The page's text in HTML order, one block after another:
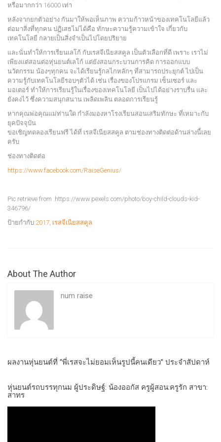
หรือมากกว่า 16000 เท่า
หลังจากยกตัวอย่าง กันมาให้พอเห็นภาพ ความก้าวหน้าของเทคโนโลยีแล้ว
ต่อมาสิ่งที่ทุกคน ปฏิเสธไม่ได้คือ ทักษะความรู้ความเข้าใจ เกี่ยวกับ
เทคโนโลยี กลายเป็นสิ่งจำเป็นไปโดยปริยาย
และนั่นทำให้การเรียนเลโก้ กับเรสจีเนียสสคูล เป็นตัวเลือกที่ดี เพราะ เราไม่
เพียงแต่สอนต่อหุ่นยนต์เลโก้ แต่ยังสอนกระบวนการคิด การออกแบบ
นวัตกรรม น้องๆทุกคน จะได้เรียนรู้กลไกหลักๆ ที่สามารถประยุกต์ ไปเป็น
ความรู้กับเทคโนโลยีรอบๆตัวได้ เช่น เรื่องของโปรแกรม เซ็นเซอร์ และ
มอเตอร์ ทำให้การเรียนรู้ในเรื่องของเทคโนโลยี เป็นไปได้อย่างราบรื่น และ
ยังคงไว้ ซึ่งความสนุกสนาน เพลิดเพลิน ตลอดการเรียนรู้
หากคุณพ่อคุณแม่ท่านใด กำลังมองหาโรงเรียนสอนเสริมทักษะ ที่เหมาะกับ
ยุคปัจจุบัน
ขอเชิญทดลองเรียนฟรี ได้ที่ เรสจีเนียสสคูล ตามช่องทางติดต่อด้านล่างนี้เลย
ครับ
ช่องทางติดต่อ
https://www.facebook.com/RaiseGenius/
Pic retrieve from :https://www.pexels.com/photo/boy-child-clouds-kid-
346796/
ป้ายกำกับ:2017, เรสจีเนียสสคูล
About The Author
num raise
ผลงานหุ่นยนต์ที่ “พี่เรสจะไม่ยอมเห็นรูปนี้คนเดียว” ประจำสัปดาห์
หุ่นยนต์รถบรรทุกนม ผู้ประดิษฐ์: น้องออกัส ครูผู้สอน:ครูรัก สาขา:
สาทร